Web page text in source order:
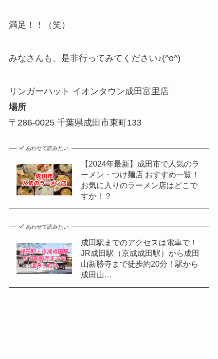
満足！！（笑）
みなさんも、是非行ってみてください♪(^o^)
リンガーハット イオンタウン成田富里店
場所
〒286-0025 千葉県成田市東町133
あわせて読みたい
【2024年最新】成田市で人気のラ
ーメン・つけ麺店 おすすめ一覧！
お気に入りのラーメン店はどこで
すか！？
あわせて読みたい
成田駅までのアクセスは電車で！
JR成田駅（京成成田駅）から成田
山新勝寺まで徒歩約20分！駅から
成田山…